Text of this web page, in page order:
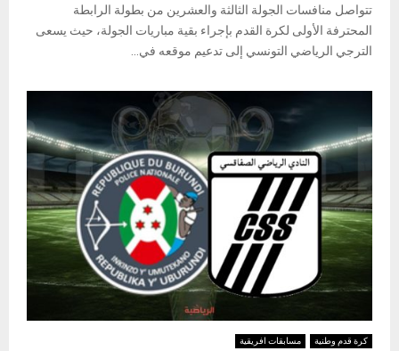
تتواصل منافسات الجولة الثالثة والعشرين من بطولة الرابطة
المحترفة الأولى لكرة القدم بإجراء بقية مباريات الجولة، حيث يسعى
الترجي الرياضي التونسي إلى تدعيم موقعه في...
كرة قدم وطنية مسابقات افريقية